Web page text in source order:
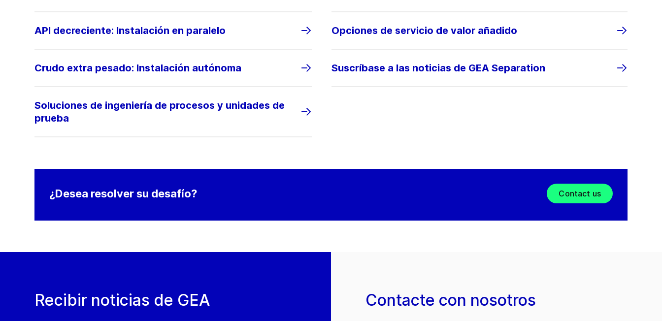
API decreciente: Instalación en paralelo
Crudo extra pesado: Instalación autónoma
Soluciones de ingeniería de procesos y unidades de
prueba
Opciones de servicio de valor añadido
Suscríbase a las noticias de GEA Separation
¿Desea resolver su desafío? Contact us
Recibir noticias de GEA Contacte con nosotros